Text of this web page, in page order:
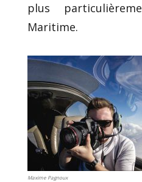
plus
Maritime.
Maxime Pagnoux